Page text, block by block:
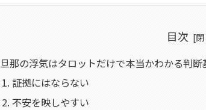
目次
旦那の浮気はタロットだけで本当かわかる判断
証拠にはならない
不安を映しやすい